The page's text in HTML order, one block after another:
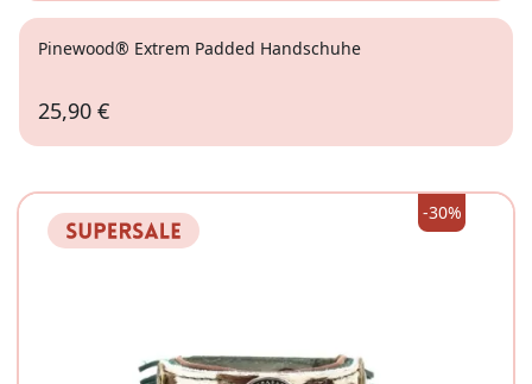
9
Pinewood® Extrem Padded Handschuhe
25,90 €
-30%